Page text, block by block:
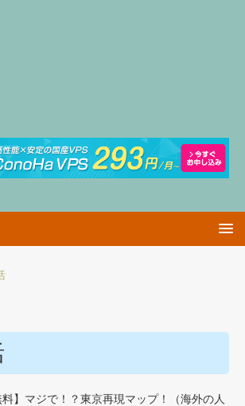
料】マジで！？東京再現マップ！（海外の人